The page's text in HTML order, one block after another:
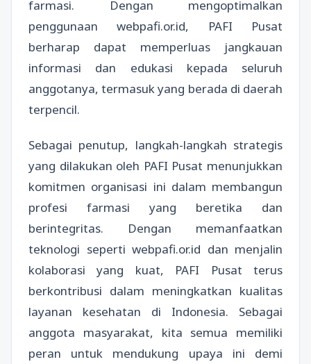
farmasi. Dengan mengoptimalkan
penggunaan webpafi.or.id, PAFI Pusat
berharap dapat memperluas jangkauan
informasi dan edukasi kepada seluruh
anggotanya, termasuk yang berada di daerah
terpencil.
Sebagai penutup, langkah-langkah strategis
yang dilakukan oleh PAFI Pusat menunjukkan
komitmen organisasi ini dalam membangun
profesi farmasi yang beretika dan
berintegritas. Dengan memanfaatkan
teknologi seperti webpafi.or.id dan menjalin
kolaborasi yang kuat, PAFI Pusat terus
berkontribusi dalam meningkatkan kualitas
layanan kesehatan di Indonesia. Sebagai
anggota masyarakat, kita semua memiliki
peran untuk mendukung upaya ini demi